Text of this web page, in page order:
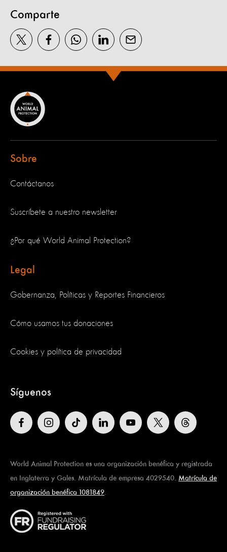
Comparte
Sobre
Contáctanos
Suscríbete a nuestro newsletter
¿Por qué World Animal Protection?
Legal
Gobernanza, Políticas y Reportes Financieros
Cómo usamos tus donaciones
Cookies y política de privacidad
Síguenos
World Animal Protection es una organización benéfica y registrada
en Inglaterra y Gales. Matrícula de empresa 4029540. Matrícula de
organización benéfica 1081849